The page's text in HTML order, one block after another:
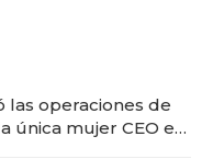
las operaciones de
única mujer CEO en